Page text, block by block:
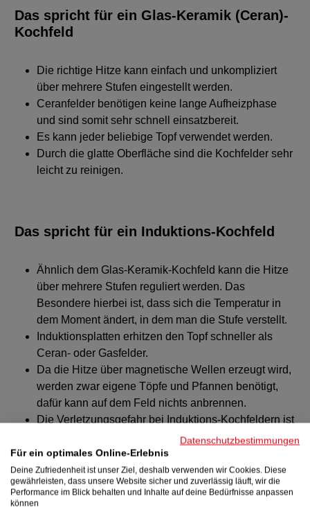
Das spricht für ein Glas-Keramik (Ceran)-
Kochfeld
Die richtige Hitze kann einfach und unkompliziert
über mehrere Stufen eingestellt werden.
Ceranfelder benötigen keine lange Aufheizphase
und sind somit sehr schnell einsatzbereit.
Es kann jeder beliebige Topf verwendet werden.
Durch die glatte Oberfläche sind die Kochfelder sehr
leicht zu reinigen.
Das spricht für ein Induktions-Kochfeld
Ähnlich dem Glas-Keramik-Kochfeld kann die Hitze
über mehrere Stufen reguliert werden. Das
Besondere hierbei ist, dass sich die Temperatur in
dem Moment ändert, in dem man die Stufe verstellt.
Induktionsplatten erhitzen den Topf schneller als
Ceran- oder Gasfelder.
Da die Hitze über magnetische Wellen erzeugt wird,
werden zwar eigene Töpfe und Pfannen benötigt,
dafür kann auf dem Feld nichts anbrennen.
Die Verletzungsgefahr bei Induktions-Kochfeldern ist
durch die Erzeugung des Magnetfelds zwischen
Platte und Topf wesentlich geringer.
Datenschutzbestimmungen
Für ein optimales Online-Erlebnis
Deine Zufriedenheit ist unser Ziel, deshalb verwenden wir Cookies. Diese
gewährleisten, dass unsere Website sicher und zuverlässig läuft, wir die
Performance im Blick behalten und Inhalte auf deine Bedürfnisse anpassen
können